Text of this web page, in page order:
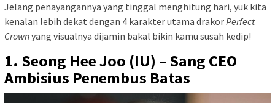
Jelang penayangannya yang tinggal menghitung hari, yuk kita
kenalan lebih dekat dengan 4 karakter utama drakorPerfect
Crownyang visualnya dijamin bakal bikin kamu susah kedip!
1. Seong Hee Joo (IU) – Sang CEO
Ambisius Penembus Batas